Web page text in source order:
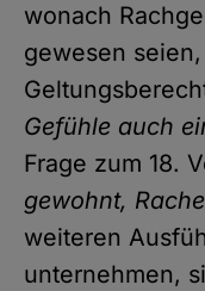
wonach
gewesen
Gefühle auch
Frage zum 18.
gewohnt,
weiteren
unternehmen,